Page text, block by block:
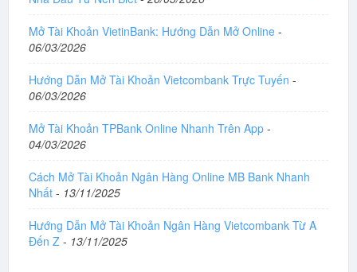
Mở Tài Khoản VietinBank: Hướng Dẫn Mở Online -
06/03/2026
Hướng Dẫn Mở Tài Khoản Vietcombank Trực Tuyến -
06/03/2026
Mở Tài Khoản TPBank Online Nhanh Trên App -
04/03/2026
Cách Mở Tài Khoản Ngân Hàng Online MB Bank Nhanh
Nhất - 13/11/2025
Hướng Dẫn Mở Tài Khoản Ngân Hàng Vietcombank Từ A
Đến Z - 13/11/2025